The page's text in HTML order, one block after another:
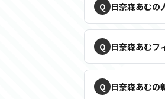
日奈森あむの
日奈森あむフ
日奈森あむの